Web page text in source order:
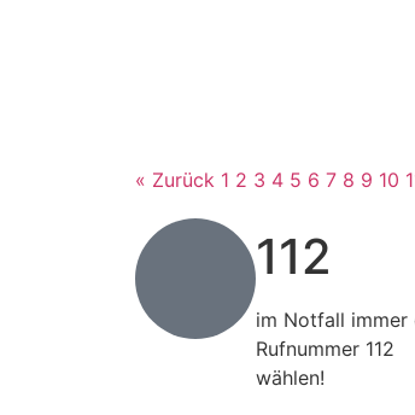
« Zurück 1 2 3 4 5 6 7 8 9 10
112
im Notfall immer
Rufnummer 112
wählen!